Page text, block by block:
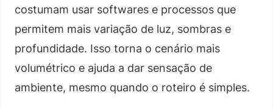
costumam usar softwares e processos que
permitem mais variação de luz, sombras e
profundidade. Isso torna o cenário mais
volumétrico e ajuda a dar sensação de
ambiente, mesmo quando o roteiro é simples.